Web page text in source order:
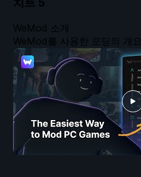
WeMod 소개
WeMod를 사용한 모딩의 개요